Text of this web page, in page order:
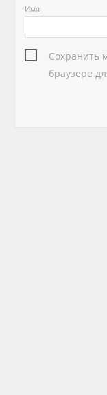
Имя
Сохранить
браузере